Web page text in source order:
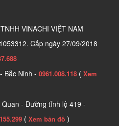
VINACHI VIỆT NAM
Cấp ngày 27/09/2018
Bắc Ninh - 0961.008.118 ( Xem
- Đường tỉnh lộ 419 -
( Xem bản đồ )